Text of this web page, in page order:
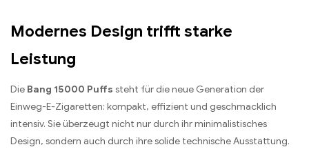
Modernes Design trifft starke
Leistung
Die Bang 15000 Puffs steht für die neue Generation der
Einweg-E-Zigaretten: kompakt, effizient und geschmacklich
intensiv. Sie überzeugt nicht nur durch ihr minimalistisches
Design, sondern auch durch ihre solide technische Ausstattung.